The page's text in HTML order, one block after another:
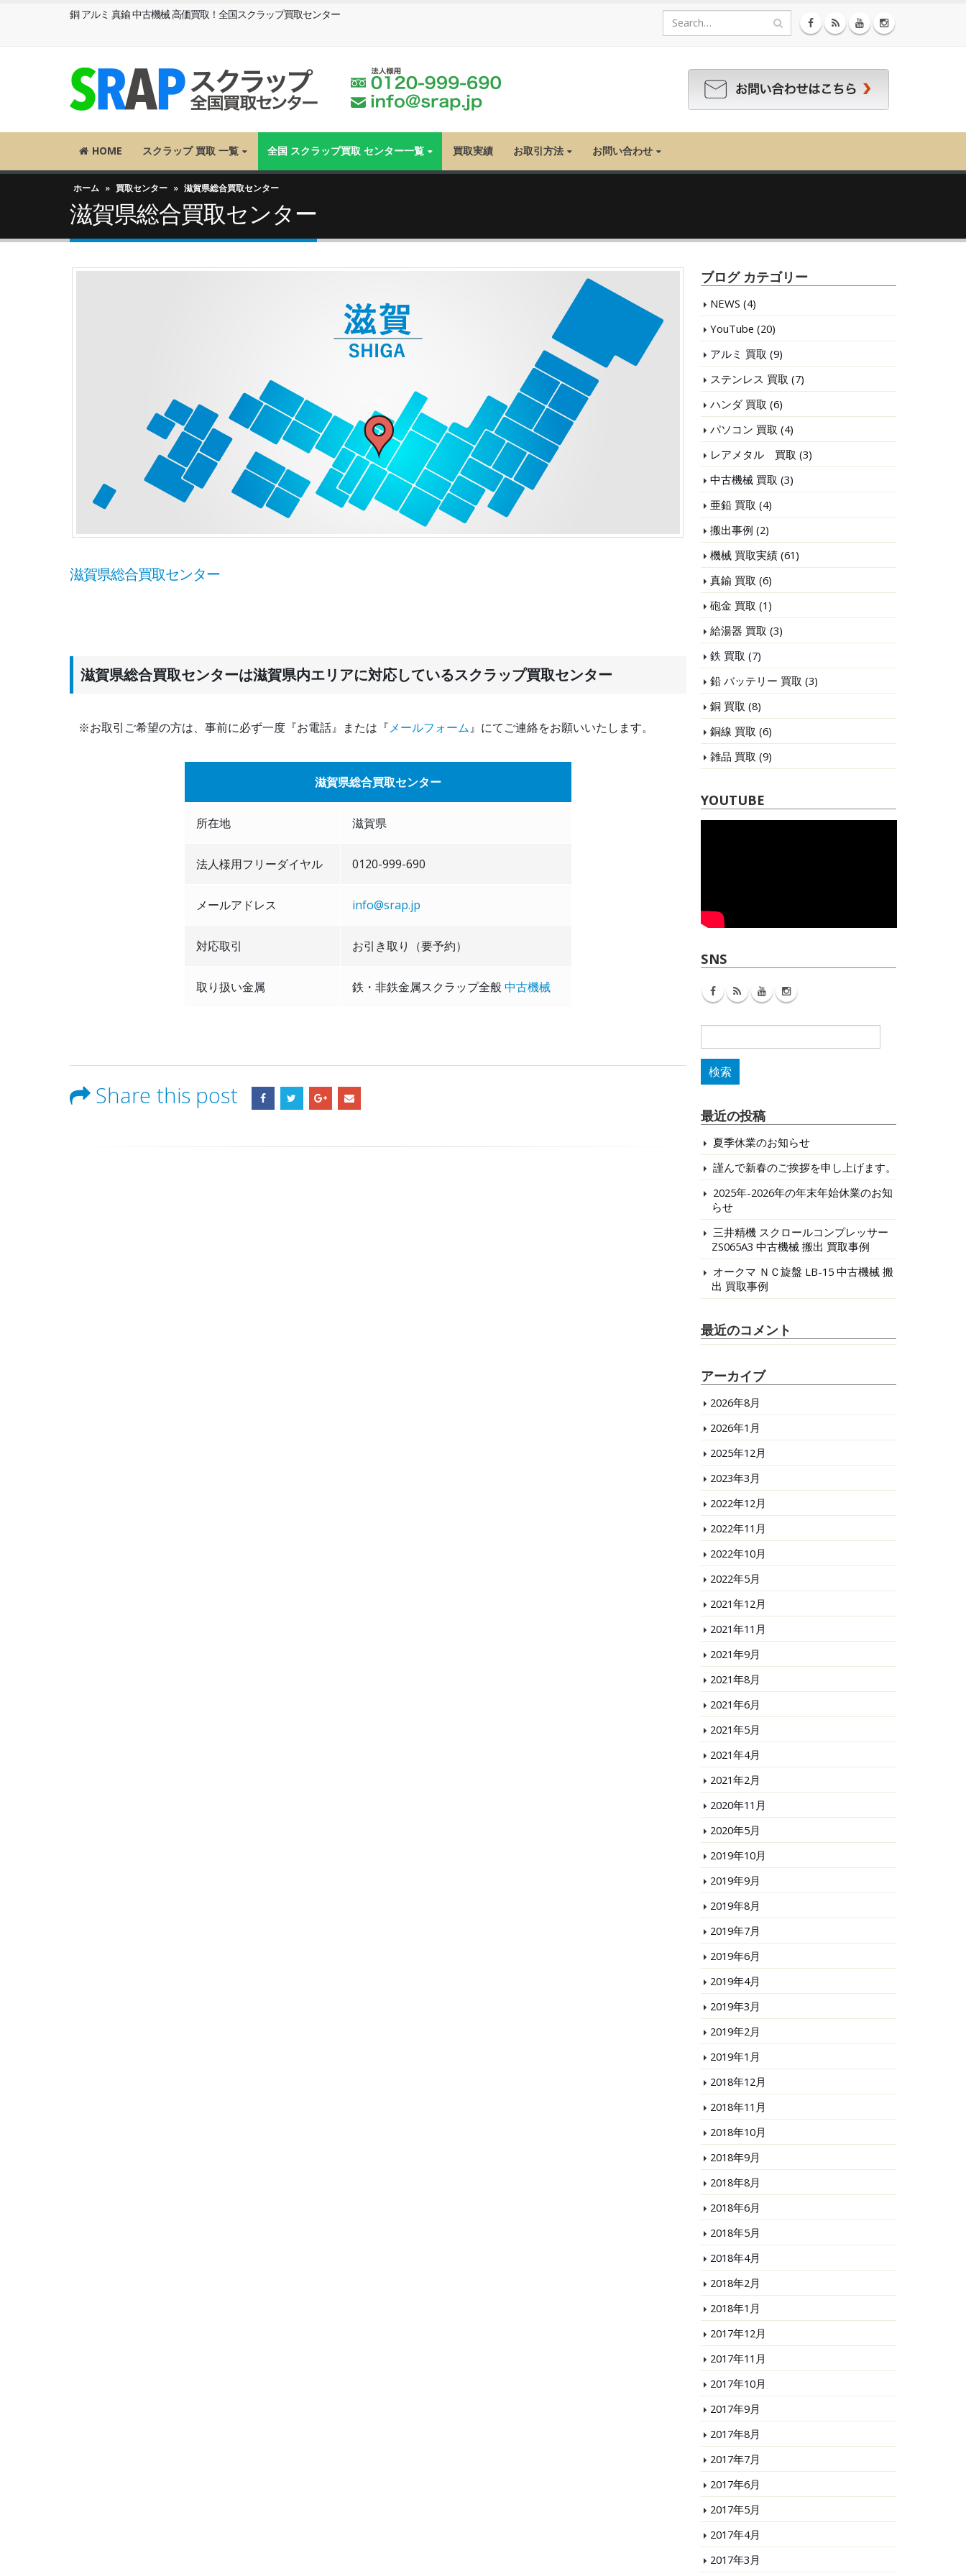
銅 アルミ 真鍮 中古機械 高価買取！全国スクラップ買取センター
HOME スクラップ 買取 一覧 全国 スクラップ買取 センター一覧 買取実績 お取引方法 お問い合わせ
ホーム » 買取センター » 滋賀県総合買取センター
滋賀県総合買取センター
滋賀県総合買取センター
滋賀県総合買取センターは滋賀県内エリアに対応しているスクラップ買取センター
※お取引ご希望の方は、事前に必ず一度『お電話』または『メールフォーム』にてご連絡をお願いいたします。
滋賀県総合買取センター
所在地 滋賀県
法人様用フリーダイヤル 0120-999-690
メールアドレス info@srap.jp
対応取引 お引き取り（要予約）
取り扱い金属 鉄・非鉄金属スクラップ全般中古機械
Share this post
ブログ カテゴリー
NEWS (4)
YouTube (20)
アルミ 買取 (9)
ステンレス 買取 (7)
ハンダ 買取 (6)
パソコン 買取 (4)
レアメタル 買取 (3)
中古機械 買取 (3)
亜鉛 買取 (4)
搬出事例 (2)
機械 買取実績(61)
真鍮 買取 (6)
砲金 買取 (1)
給湯器 買取 (3)
鉄 買取 (7)
鉛 バッテリー 買取 (3)
銅 買取 (8)
銅線 買取 (6)
雑品 買取 (9)
YOUTUBE
SNS
索:
最近の投稿
夏季休業のお知らせ
謹んで新春のご挨拶を申し上げます。
2025年-2026年の年末年始休業のお知
らせ
三井精機 スクロールコンプレッサー
ZS065A3 中古機械 搬出 買取事例
オークマ ＮＣ旋盤 LB-15 中古機械 搬
出 買取事例
最近のコメント
アーカイブ
2026年8月
2026年1月
2025年12月
2023年3月
2022年12月
2022年11月
2022年10月
2022年5月
2021年12月
2021年11月
2021年9月
2021年8月
2021年6月
2021年5月
2021年4月
2021年2月
2020年11月
2020年5月
2019年10月
2019年9月
2019年8月
2019年7月
2019年6月
2019年4月
2019年3月
2019年2月
2019年1月
2018年12月
2018年11月
2018年10月
2018年9月
2018年8月
2018年6月
2018年5月
2018年4月
2018年2月
2018年1月
2017年12月
2017年11月
2017年10月
2017年9月
2017年8月
2017年7月
2017年6月
2017年5月
2017年4月
2017年3月